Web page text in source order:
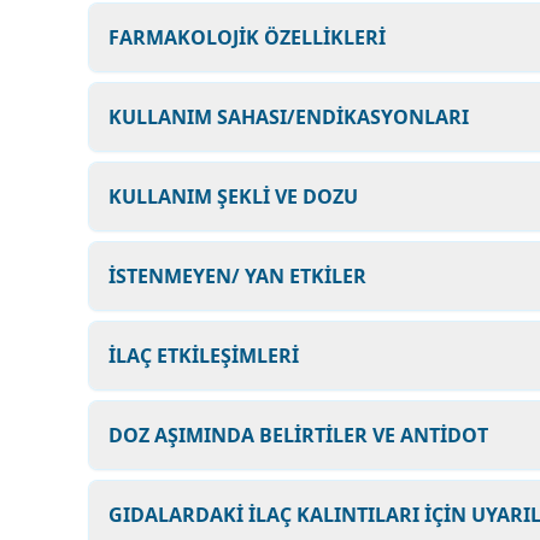
FARMAKOLOJİK ÖZELLİKLERİ
KULLANIM SAHASI/ENDİKASYONLARI
KULLANIM ŞEKLİ VE DOZU
İSTENMEYEN/ YAN ETKİLER
İLAÇ ETKİLEŞİMLERİ
DOZ AŞIMINDA BELİRTİLER VE ANTİDOT
GIDALARDAKİ İLAÇ KALINTILARI İÇİN